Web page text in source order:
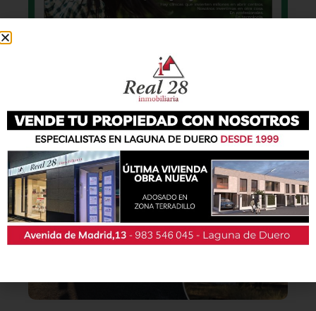
También podrás conseguir la revista en papel
gratuitaen todos los negocios
patrocinadores y en la Casa de las Artes.
Lo último